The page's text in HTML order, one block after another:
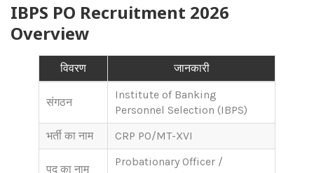
IBPS PO Recruitment 2026
Overview
विवरण जानकारी
संगठन
Institute of Banking
Personnel Selection (IBPS)
भर्ती का नाम
CRP PO/MT-XVI
पद का नाम
Probationary Officer /